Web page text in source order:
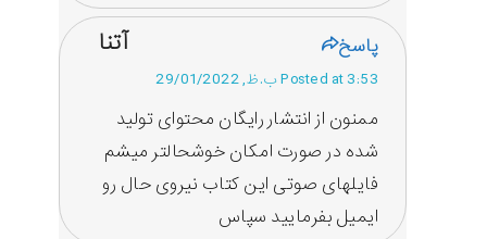
آتنا پاسخ
Posted at 3:53 ب.ظ, 29/01/2022
ممنون از انتشار رایگان محتوای تولید
شده در صورت امکان خوشحالتر میشم
فایلهای صوتی این کتاب نیروی حال رو
ایمیل بفرمایید سپاس